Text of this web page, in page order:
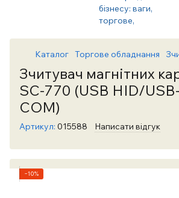
Каталог Торгове обладнання
Зчитувач магнітних
SC-770 (USB HID/
COM)
Артикул: 015588 Написати відгук
−10%